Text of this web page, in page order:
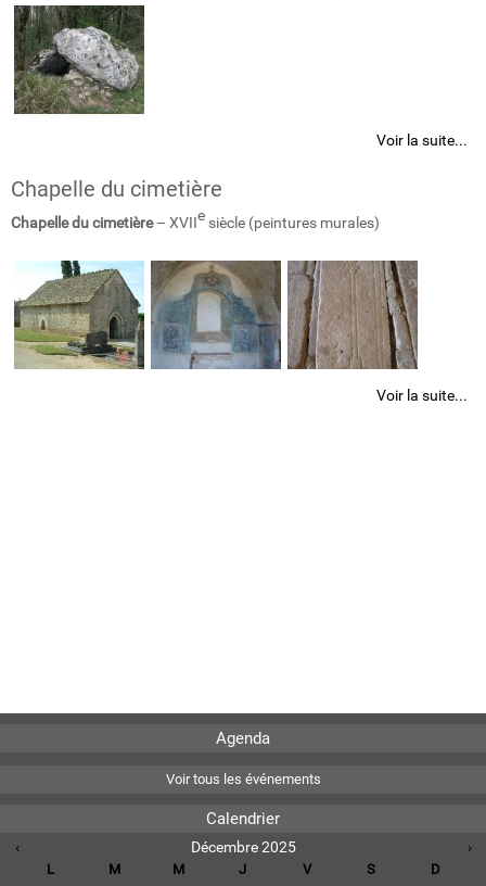
Voir la suite...
Chapelle du cimetière
Chapelle du cimetière– XVIIe siècle (peintures murales)
Voir la suite...
Agenda
Voir tous les événements
Calendrier
‹ Décembre 2025 ›
L M M J V S
D